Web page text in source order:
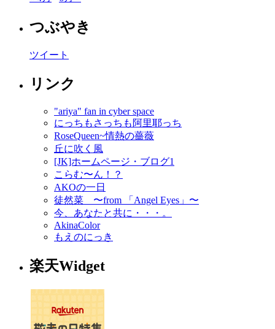
つぶやき
ツイート
リンク
"ariya" fan in cyber space
にっちもさっちも阿里耶っち
RoseQueen~情熱の薔薇
丘に吹く風
[JK]ホームページ・ブログ1
こらむ〜ん！？
AKOの一日
徒然菜 〜from 「Angel Eyes」〜
今、あなたと共に・・・。
AkinaColor
もえのにっき
楽天Widget